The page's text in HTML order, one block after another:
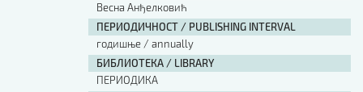
Весна Анђелковић
ПЕРИОДИЧНОСТ / PUBLISHING INTERVAL
годишње / annually
БИБЛИОТЕКА / LIBRARY
ПЕРИОДИКА